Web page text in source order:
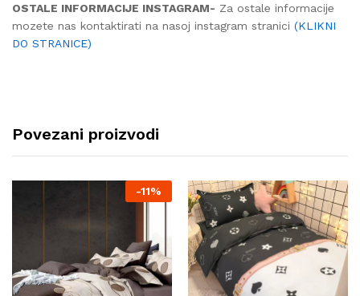
OSTALE INFORMACIJE INSTAGRAM- Za ostale informacije
mozete nas kontaktirati na nasoj instagram stranici (KLIKNI
DO STRANICE)
Povezani proizvodi
-11%